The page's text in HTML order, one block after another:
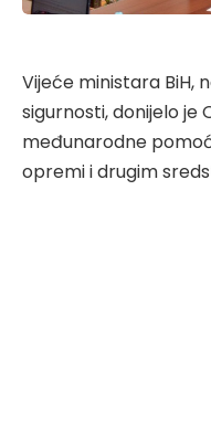
Vijeće ministara BiH,
sigurnosti, donijelo je
međunarodne
opremi i drugim